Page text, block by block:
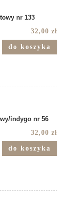
nr 133
32,00 zł
do koszyka
indygo nr 56
32,00 zł
do koszyka